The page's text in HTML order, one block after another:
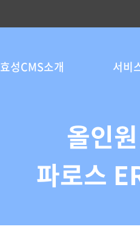
효성CMS소개 서비
올인
파로스